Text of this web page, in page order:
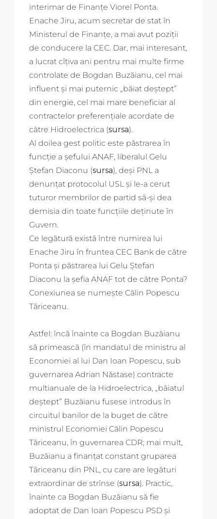
interimar de Finanțe Viorel Ponta.
Enache Jiru, acum secretar de stat în
Ministerul de Finanțe, a mai avut poziții
de conducere la CEC. Dar, mai interesant,
a lucrat cîțiva ani pentru mai multe firme
controlate de Bogdan Buzăianu, cel mai
influent și mai puternic „băiat deștept”
din energie, cel mai mare beneficiar al
contractelor preferențiale acordate de
către Hidroelectrica (sursa).
Al doilea gest politic este păstrarea în
funcție a șefului ANAF, liberalul Gelu
Ștefan Diaconu (sursa), deși PNL a
denunțat protocolul USL și le-a cerut
tuturor membrilor de partid să-și dea
demisia din toate funcțiile deținute în
Guvern.
Ce legătură există între numirea lui
Enache Jiru în fruntea CEC Bank de către
Ponta și păstrarea lui Gelu Ștefan
Diaconu la șefia ANAF tot de către Ponta?
Conexiunea se numește Călin Popescu
Tăriceanu.
Astfel: încă înainte ca Bogdan Buzăianu
să primească (în mandatul de ministru al
Economiei al lui Dan Ioan Popescu, sub
guvernarea Adrian Năstase) contracte
multianuale de la Hidroelectrica, „băiatul
deștept” Buzăianu fusese introdus în
circuitul banilor de la buget de către
ministrul Economiei Călin Popescu
Tăriceanu, în guvernarea CDR; mai mult,
Buzăianu a finanțat constant gruparea
Tăriceanu din PNL, cu care are legături
extraordinar de strînse (sursa). Practic,
înainte ca Bogdan Buzăianu să fie
adoptat de Dan Ioan Popescu PSD și